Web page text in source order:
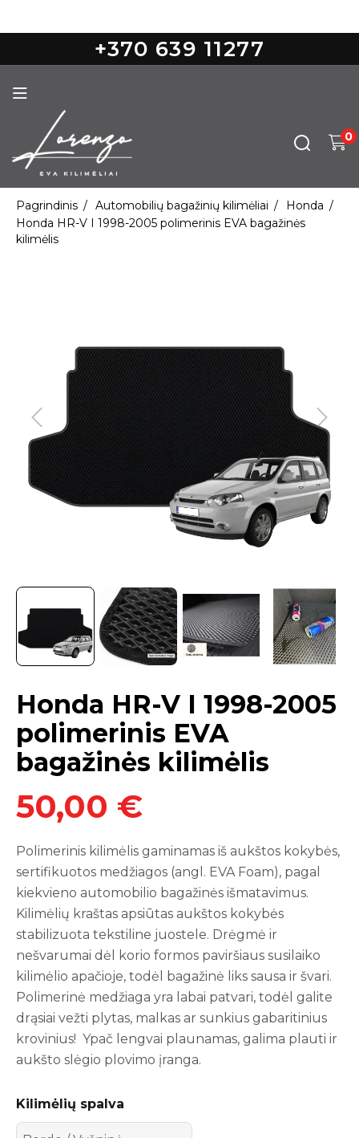
+370 639 11277
0
Pagrindinis Automobilių bagažinių kilimėliai
Honda
Honda HR-V I 1998-2005 polimerinis EVA bagažinės
kilimėlis
Honda HR-V I 1998-2005
polimerinis EVA
bagažinės kilimėlis
50,00 €
Polimerinis kilimėlis gaminamas iš aukštos kokybės,
sertifikuotos medžiagos (angl. EVA Foam), pagal
kiekvieno automobilio bagažinės išmatavimus.
Kilimėlių kraštas apsiūtas aukštos kokybės
stabilizuota tekstiline juostele. Drėgmė ir
nešvarumai dėl korio formos paviršiaus susilaiko
kilimėlio apačioje, todėl bagažinė liks sausa ir švari.
Polimerinė medžiaga yra labai patvari, todėl galite
drąsiai vežti plytas, malkas ar sunkius gabaritinius
krovinius! Ypač lengvai plaunamas, galima plauti ir
aukšto slėgio plovimo įranga.
Kilimėlių spalva